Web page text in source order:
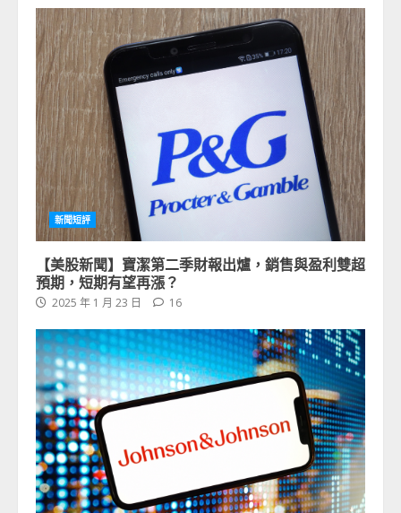
新聞短評
【美股新聞】寶潔第二季財報出爐，銷售與盈利雙超
預期，短期有望再漲？
2025 年 1 月 23 日 16